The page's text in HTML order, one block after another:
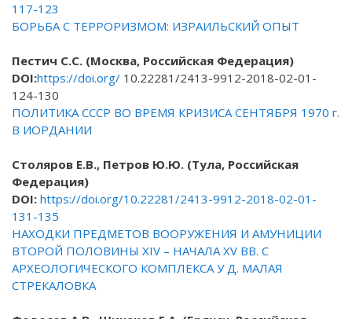
117-123
БОРЬБА С ТЕРРОРИЗМОМ: ИЗРАИЛЬСКИЙ ОПЫТ
Пестич С.С. (Москва, Российская Федерация)
DOI:https://doi.org/ 10.22281/2413-9912-2018-02-01-
124-130
ПОЛИТИКА СССР ВО ВРЕМЯ КРИЗИСА СЕНТЯБРЯ 1970 г.
В ИОРДАНИИ
Столяров Е.В., Петров Ю.Ю. (Тула, Российская
Федерация)
DOI: https://doi.org/10.22281/2413-9912-2018-02-01-
131-135
НАХОДКИ ПРЕДМЕТОВ ВООРУЖЕНИЯ И АМУНИЦИИ
ВТОРОЙ ПОЛОВИНЫ XIV – НАЧАЛА XV ВВ. С
АРХЕОЛОГИЧЕСКОГО КОМПЛЕКСА У Д. МАЛАЯ
СТРЕКАЛОВКА